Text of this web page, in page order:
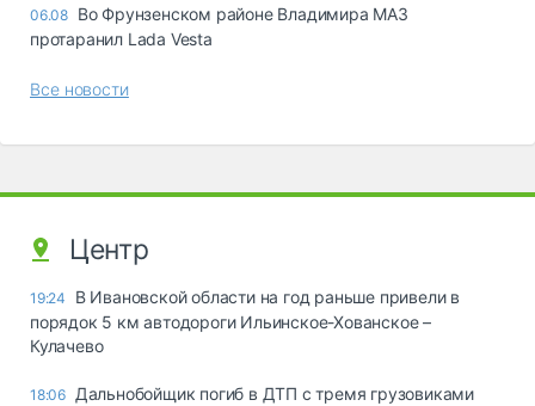
06.08 Во Фрунзенском районе Владимира МАЗ
протаранил Lada Vesta
Все новости
Центр
19:24
В Ивановской области на год раньше привели в
порядок 5 км автодороги Ильинское-Хованское –
Кулачево
18:06 Дальнобойщик погиб в ДТП с тремя грузовиками